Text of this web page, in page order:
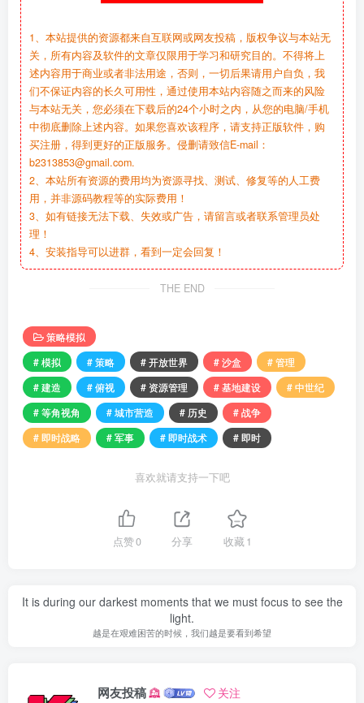
1、本站提供的资源都来自互联网或网友投稿，版权争议与本站无
关，所有内容及软件的文章仅限用于学习和研究目的。不得将上
述内容用于商业或者非法用途，否则，一切后果请用户自负，我
们不保证内容的长久可用性，通过使用本站内容随之而来的风险
与本站无关，您必须在下载后的24个小时之内，从您的电脑/手机
中彻底删除上述内容。如果您喜欢该程序，请支持正版软件，购
买注册，得到更好的正版服务。侵删请致信E-mail：
b2313853@gmail.com.
2、本站所有资源的费用均为资源寻找、测试、修复等的人工费
用，并非源码教程等的实际费用！
3、如有链接无法下载、失效或广告，请留言或者联系管理员处
理！
4、安装指导可以进群，看到一定会回复！
THE END
策略模拟
# 模拟
# 策略 # 开放世界 # 沙盒
# 管理
# 建造
# 俯视 # 资源管理 # 基地建设
# 中世纪
# 等角视角
# 城市营造 # 历史
# 战争
# 即时战略
# 军事 # 即时战术 # 即时
喜欢就请支持一下吧
点赞0 分享 收藏1
It is during our darkest moments that we must focus to see the
light.
越是在艰难困苦的时候，我们越是要看到希望
网友投稿 关注